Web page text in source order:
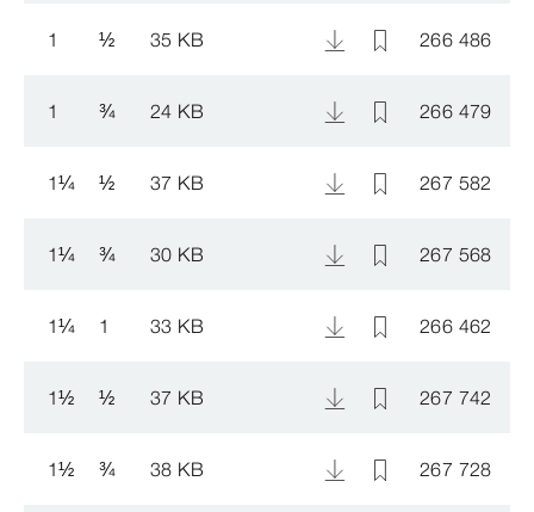
1 ½ 35 KB 266 486
1 ¾ 24 KB 266 479
1¼ ½ 37 KB 267 582
1¼ ¾ 30 KB 267 568
1¼ 1 33 KB 266 462
1½ ½ 37 KB 267 742
1½ ¾ 38 KB 267 728